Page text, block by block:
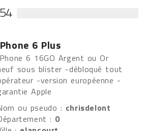
6 Plus
6 16GO Argent ou Or
sous blister -débloqué tout
-version européenne -
Apple
ou pseudo : chrisdelont
: 0